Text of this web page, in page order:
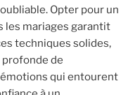
Opter pour un
les mariages garantit
techniques solides,
de
qui entourent